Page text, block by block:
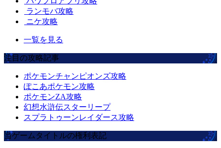
ランモバ攻略
ニケ攻略
一覧を見る
注目の攻略記事
ポケモンチャンピオンズ攻略
ぽこあポケモン攻略
ポケモンZA攻略
幻想水滸伝スターリープ
スプラトゥーンレイダース攻略
当ゲームタイトルの権利表記